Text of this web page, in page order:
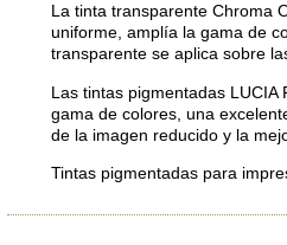
La tinta transparente Chroma
uniforme, amplía la gama de
transparente se aplica sobre
Las tintas pigmentadas
gama de colores, una
de la imagen reducido y la
Tintas pigmentadas para